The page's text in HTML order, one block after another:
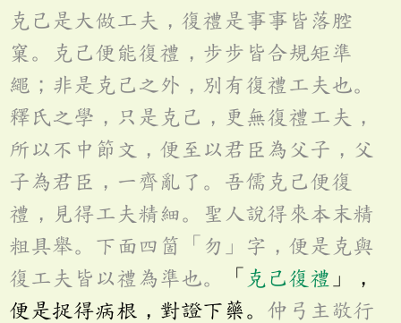
克己是大做工夫，復禮是事事皆落腔
窠。克己便能復禮，步步皆合規矩準
繩；非是克己之外，別有復禮工夫也。
釋氏之學，只是克己，更無復禮工夫，
所以不中節文，便至以君臣為父子，父
子為君臣，一齊亂了。吾儒克己便復
禮，見得工夫精細。聖人說得來本末精
粗具舉。下面四箇「勿」字，便是克與
復工夫皆以禮為準也。
「 克己復禮 」，
便是捉得病根，對證下藥。 仲弓主敬行